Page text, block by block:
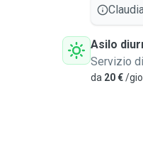
Asilo
Servizio
da 20 €/